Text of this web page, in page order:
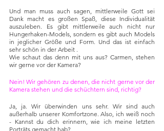
Und man muss auch sagen, mittlerweile Gott sei
Dank macht es großen Spaß, diese Individualität
auszuleben. Es gibt mittlerweile auch nicht nur
Hungerhaken-Models, sondern es gibt auch Models
in jeglicher Größe und Form. Und das ist einfach
sehr schön in der Arbeit .
Wie schaut das denn mit uns aus? Carmen, stehen
wir gerne vor der Kamera?
Nein! Wir gehören zu denen, die nicht gerne vor der
Kamera stehen und die schüchtern sind, richtig?
Ja, ja. Wir überwinden uns sehr. Wir sind auch
außerhalb unserer Komfortzone. Also, ich weiß noch
- Kannst du dich erinnern, wie ich meine letzten
Porträts gemacht hab?